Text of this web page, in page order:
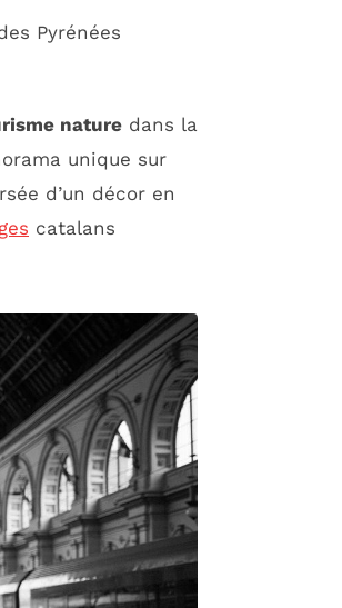
Pyrénées
nature dans la
unique sur
d’un décor en
catalans